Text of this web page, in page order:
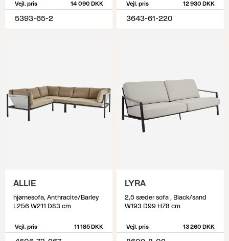
Vejl. pris 14 090 DKK
5393-65-2
Vejl. pris 12 930 DKK
3643-61-220
ALLIE
hjørnesofa, Anthracite/Barley
L256 W211 D83 cm
Vejl. pris 11 185 DKK
LYRA
2,5 sæder sofa , Black/sand
W193 D99 H78 cm
Vejl. pris 13 260 DKK